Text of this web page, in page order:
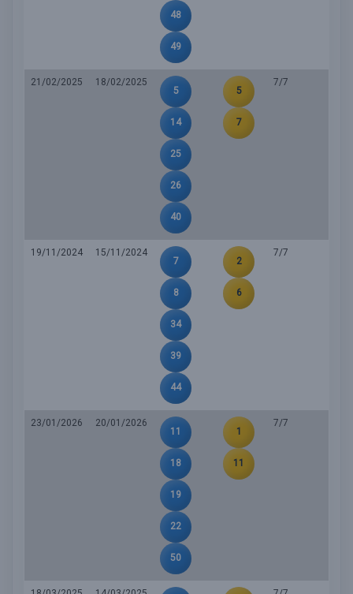
48
49
21/02/2025
18/02/2025
5
14
25
26
40
5
7
7/7
19/11/2024
15/11/2024
7
8
34
39
44
2
6
7/7
23/01/2026
20/01/2026
11
18
19
22
50
1
11
7/7